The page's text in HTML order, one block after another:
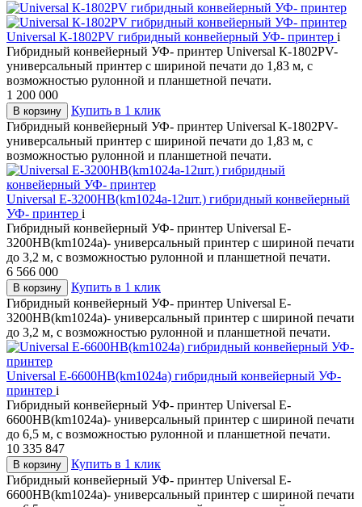
Universal К-1802PV гибридный конвейерный УФ- принтер i
Гибридный конвейерный УФ- принтер Universal К-1802PV-
универсальный принтер с шириной печати до 1,83 м, с
возможностью рулонной и планшетной печати.
1 200 000
В корзину
Купить в 1 клик
Гибридный конвейерный УФ- принтер Universal К-1802PV-
универсальный принтер с шириной печати до 1,83 м, с
возможностью рулонной и планшетной печати.
Universal E-3200HB(km1024a-12шт.) гибридный конвейерный
УФ- принтер i
Гибридный конвейерный УФ- принтер Universal E-
3200HB(km1024a)- универсальный принтер с шириной печати
до 3,2 м, с возможностью рулонной и планшетной печати.
6 566 000
В корзину
Купить в 1 клик
Гибридный конвейерный УФ- принтер Universal E-
3200HB(km1024a)- универсальный принтер с шириной печати
до 3,2 м, с возможностью рулонной и планшетной печати.
Universal E-6600HB(km1024a) гибридный конвейерный УФ-
принтер i
Гибридный конвейерный УФ- принтер Universal E-
6600HB(km1024a)- универсальный принтер с шириной печати
до 6,5 м, с возможностью рулонной и планшетной печати.
10 335 847
В корзину
Купить в 1 клик
Гибридный конвейерный УФ- принтер Universal E-
6600HB(km1024a)- универсальный принтер с шириной печати